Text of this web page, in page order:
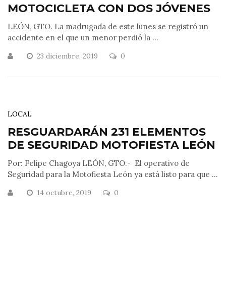
MOTOCICLETA CON DOS JÓVENES
LEÓN, GTO. La madrugada de este lunes se registró un
accidente en el que un menor perdió la ...
23 diciembre, 2019 0
LOCAL
RESGUARDARÁN 231 ELEMENTOS
DE SEGURIDAD MOTOFIESTA LEÓN
Por: Felipe Chagoya LEÓN, GTO.- El operativo de
Seguridad para la Motofiesta León ya está listo para que ...
14 octubre, 2019 0